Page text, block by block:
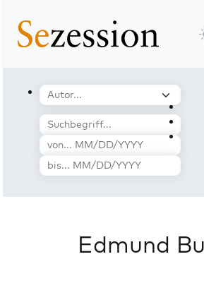
Edmund